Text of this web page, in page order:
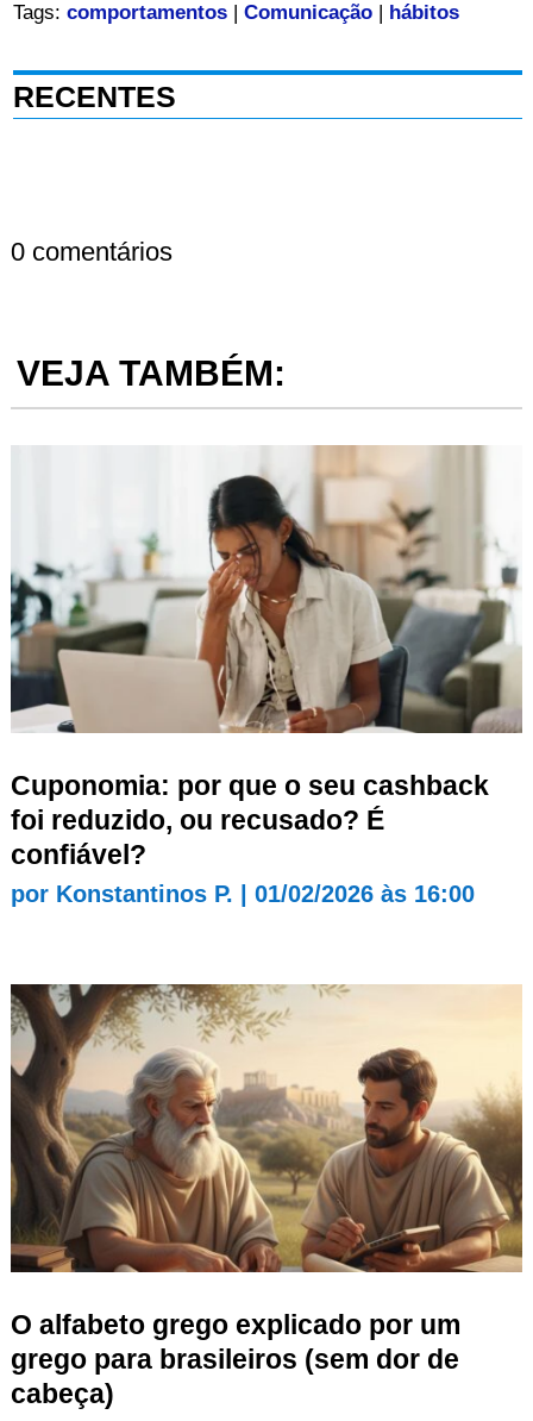
Tags: comportamentos| Comunicação| hábitos
RECENTES
0 comentários
VEJA TAMBÉM:
Cuponomia: por que o seu cashback
foi reduzido, ou recusado? É
confiável?
por Konstantinos P. 01/02/2026 às 16:00
O alfabeto grego explicado por um
grego para brasileiros (sem dor de
cabeça)